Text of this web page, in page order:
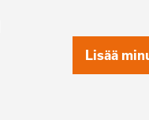
Lisää